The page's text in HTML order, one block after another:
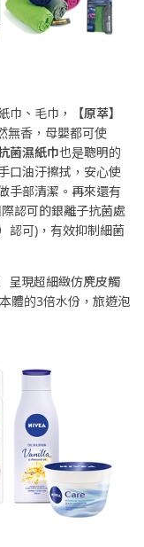
巾、毛巾，
【原萃】
無香，母嬰都可使
菌濕紙巾也是聰明的
口油汙擦拭，安心使
手部清潔。再來還有
際認可的銀離子抗菌處
認可)，有效抑制細菌
呈現超細緻仿麂皮觸
體的3倍水份，旅遊泡